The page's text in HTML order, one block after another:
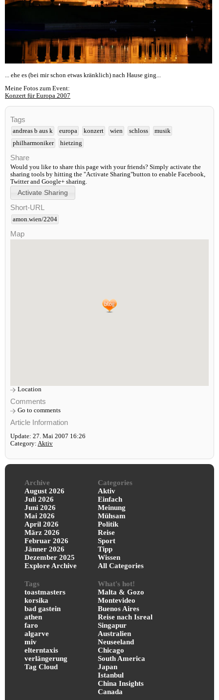
... ehe es (bei mir schon etwas kränklich) nach Hause ging...
Meine Fotos zum Event:
Konzert für Europa 2007
Tags
andreas b aus k europa konzert wien schloss
musik
philharmoniker
hietzing
Share
Would you like to share this page with your friends? Simply activate the
sharing tools by hitting the "Activate Sharing"button to enable Facebook,
Twitter and Google+ sharing.
Short-URL
amon.wien/2204
Map
Location
Comments
Go to comments
Article Information
Update: 27. Mai 2007 16:26
Category: Aktiv
Archive
August 2026
Juli 2026
Juni 2026
Mai 2026
April 2026
März 2026
Februar 2026
Jänner 2026
Dezember 2025
Explore Archive
Categories
Aktiv
Einfach
Meinung
Mühsam
Politik
Reise
Sport
Tipp
Wissen
All Categories
Tags
toastmasters
korsika
bad gastein
athen
faro
algarve
miv
elterntaxis
verlängerung
Tag Cloud
What's hot!
Malta & Gozo
Montevideo
Buenos Aires
Reise nach Isreal
Singapur
Australien
Neuseeland
Chicago
South America
Japan
Istanbul
China Insights
Canada